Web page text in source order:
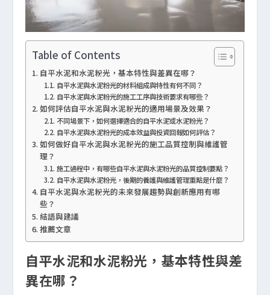
Table of Contents
自平水泥和水泥粉光，基本特性與差異在哪？
自平水泥與水泥粉光的材料組成與特性有何不同？
自平水泥與水泥粉光的施工工序與技術要求有哪些？
如何評估自平水泥與水泥粉光的適用場景及效果？
不同場景下，如何選擇適合的自平水泥或水泥粉光？
自平水泥與水泥粉光的成本效益與投資回報如何評估？
如何做好自平水泥與水泥粉光的施工品質控制與維護管
理？
施工過程中，有哪些自平水泥與水泥粉光的品質控制要點？
自平水泥與水泥粉光，後期的養護與維護管理重點是什麼？
自平水泥與水泥粉光的未來發展趨勢與創新應用有哪
些？
結語與建議
推薦文章
自平水泥和水泥粉光，基本特性與差
異在哪？